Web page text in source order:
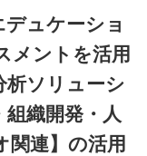
ュケーショ
メントを活用
析ソリューシ
組織開発・人
関連】の活用